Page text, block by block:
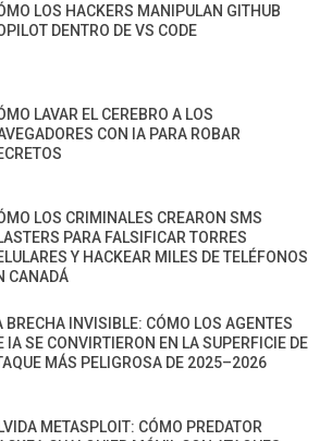
LOS HACKERS MANIPULAN GITHUB
DENTRO DE VS CODE
LAVAR EL CEREBRO A LOS
CON IA PARA ROBAR
LOS CRIMINALES CREARON SMS
PARA FALSIFICAR TORRES
Y HACKEAR MILES DE TELÉFONOS
CANADÁ
BRECHA INVISIBLE: CÓMO LOS AGENTES
IA SE CONVIRTIERON EN LA SUPERFICIE DE
MÁS PELIGROSA DE 2025–2026
METASPLOIT: CÓMO PREDATOR